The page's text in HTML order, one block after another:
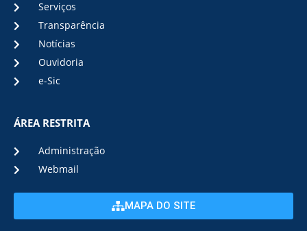
Serviços
Transparência
Notícias
Ouvidoria
e-Sic
ÁREA RESTRITA
Administração
Webmail
MAPA DO SITE